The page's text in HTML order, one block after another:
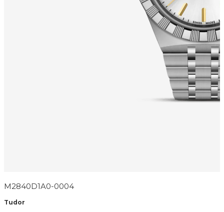
M2840D1A0-0004
Tudor